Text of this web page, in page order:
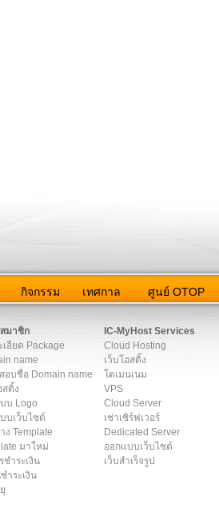
กิจกรรม เทศกาล ศูนย์ OTOP
มาชิก
เอียด Package
name
อบชื่อ Domain name
สติ้ง
บ Logo
บเว็บไซต์
ง Template
มาใหม่
ชำระเงิน
ำระเงิน
IC-MyHost Services
Cloud Hosting
เว็บโฮสติ้ง
โดเมนเนม
VPS
Cloud Server
เช่าเซิร์ฟเวอร์
Dedicated Server
ออกแบบเว็บไซต์
เว็บสำเร็จรูป